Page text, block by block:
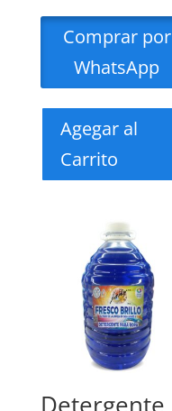
Comprar por
WhatsApp
Agegar al
Carrito
Detergente